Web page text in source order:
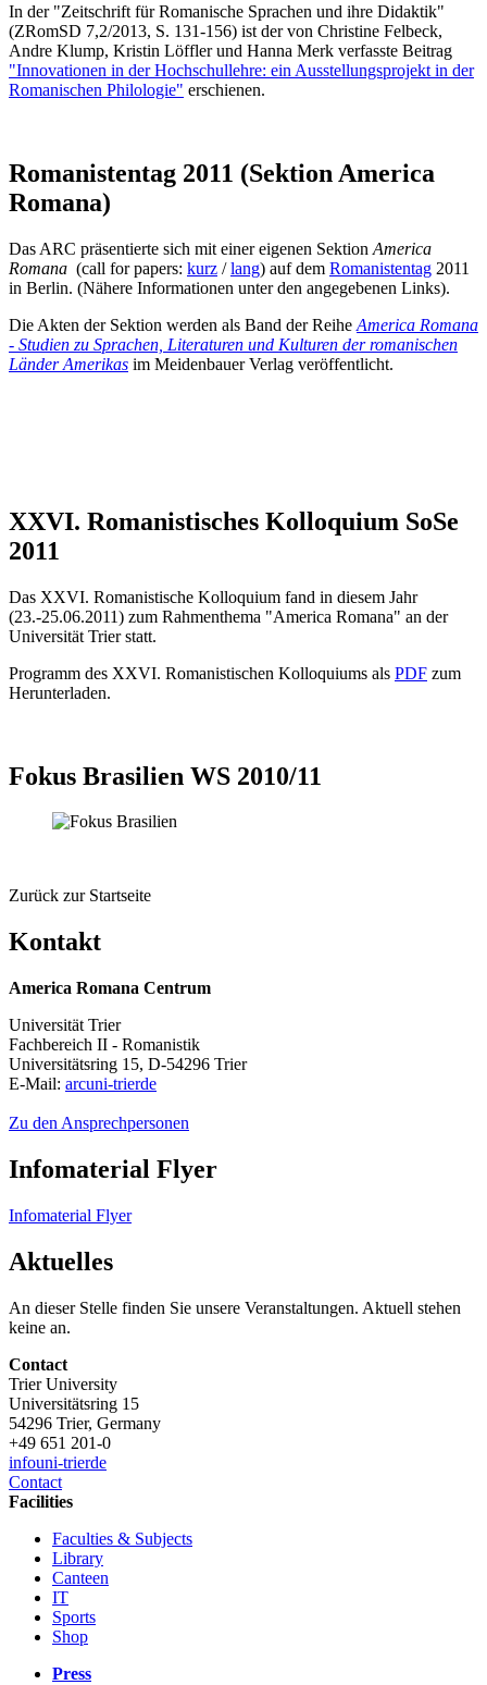
In der "Zeitschrift für Romanische Sprachen und ihre Didaktik"
(ZRomSD 7,2/2013, S. 131-156) ist der von Christine Felbeck,
Andre Klump, Kristin Löffler und Hanna Merk verfasste Beitrag
"Innovationen in der Hochschullehre: ein Ausstellungsprojekt in der
Romanischen Philologie" erschienen.
Romanistentag 2011 (Sektion America
Romana)
Das ARC präsentierte sich mit einer eigenen Sektion America
Romana (call for papers: kurz /lang) auf dem Romanistentag 2011
in Berlin. (Nähere Informationen unter den angegebenen Links).
Die Akten der Sektion werden als Band der Reihe America Romana
- Studien zu Sprachen, Literaturen und Kulturen der romanischen
Länder Amerikas im Meidenbauer Verlag veröffentlicht.
XXVI. Romanistisches Kolloquium SoSe
2011
Das XXVI. Romanistische Kolloquium fand in diesem Jahr
(23.-25.06.2011) zum Rahmenthema "America Romana" an der
Universität Trier statt.
Programm des XXVI. Romanistischen Kolloquiums als PDF zum
Herunterladen.
Fokus Brasilien WS 2010/11
Zurück zur Startseite
Kontakt
America Romana Centrum
Universität Trier
Fachbereich II - Romanistik
Universitätsring 15, D-54296 Trier
E-Mail: arcuni-trierde
Zu den Ansprechpersonen
Infomaterial Flyer
Infomaterial Flyer
Aktuelles
An dieser Stelle finden Sie unsere Veranstaltungen. Aktuell stehen
keine an.
Contact
Trier University
Universitätsring 15
54296 Trier, Germany
+49 651 201-0
infouni-trierde
Contact
Facilities
Faculties & Subjects
Library
Canteen
IT
Sports
Shop
Press